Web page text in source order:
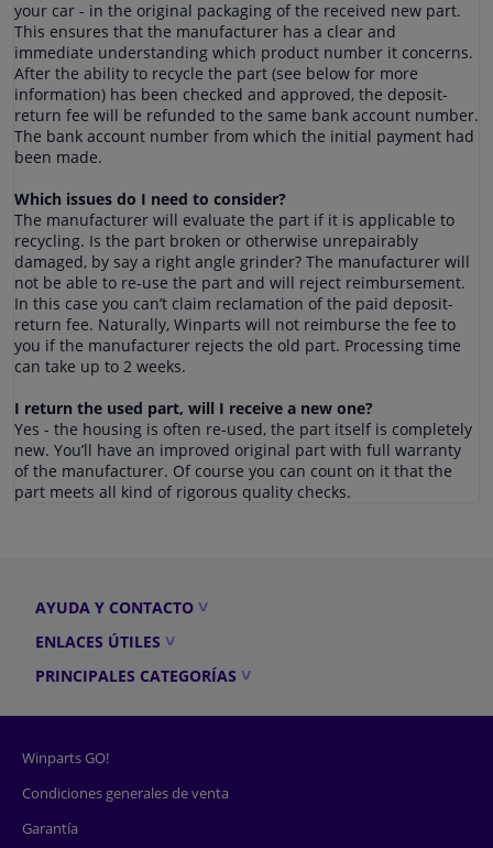
your car - in the original packaging of the received new part.
This ensures that the manufacturer has a clear and
immediate understanding which product number it concerns.
After the ability to recycle the part (see below for more
information) has been checked and approved, the deposit-
return fee will be refunded to the same bank account number.
The bank account number from which the initial payment had
been made.
Which issues do I need to consider?
The manufacturer will evaluate the part if it is applicable to
recycling. Is the part broken or otherwise unrepairably
damaged, by say a right angle grinder? The manufacturer will
not be able to re-use the part and will reject reimbursement.
In this case you can’t claim reclamation of the paid deposit-
return fee. Naturally, Winparts will not reimburse the fee to
you if the manufacturer rejects the old part. Processing time
can take up to 2 weeks.
I return the used part, will I receive a new one?
Yes - the housing is often re-used, the part itself is completely
new. You’ll have an improved original part with full warranty
of the manufacturer. Of course you can count on it that the
part meets all kind of rigorous quality checks.
AYUDA Y CONTACTO
ENLACES ÚTILES
PRINCIPALES CATEGORÍAS
Winparts GO!
Condiciones generales de venta
Garantía